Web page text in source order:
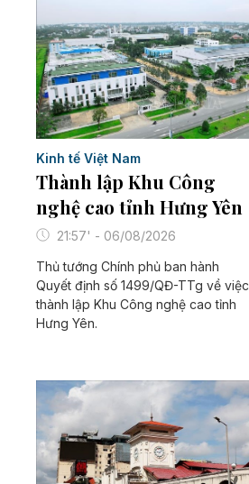
Kinh tế Việt Nam
Thành lập Khu Công
nghệ cao tỉnh Hưng Yên
21:57' - 06/08/2026
Thủ tướng Chính phủ ban hành
Quyết định số 1499/QĐ-TTg về việc
thành lập Khu Công nghệ cao tỉnh
Hưng Yên.